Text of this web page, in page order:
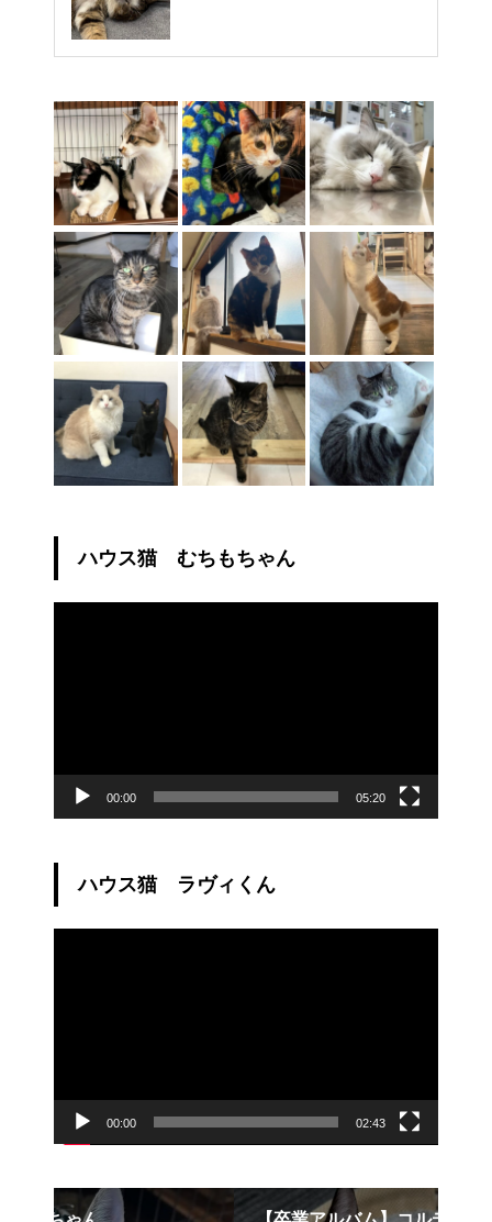
ハウス猫 むちもちゃん
00:00 05:20
ハウス猫 ラヴィくん
00:00 02:43